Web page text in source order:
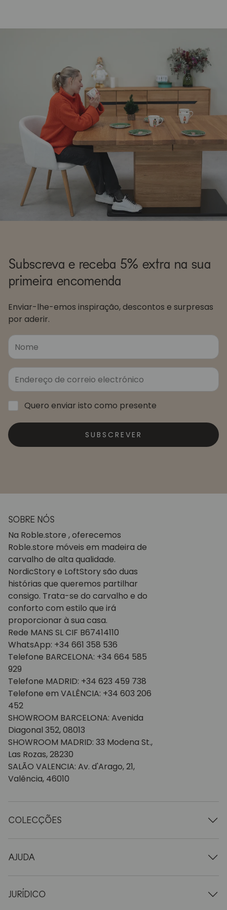
Subscreva e receba 5% extra na sua
primeira encomenda
Enviar-lhe-emos inspiração, descontos e surpresas
por aderir.
Quero enviar isto como presente
SUBSCREVER
SOBRE NÓS
Na Roble.store , oferecemos
Roble.store móveis em madeira de
carvalho de alta qualidade.
NordicStory e LoftStory são duas
histórias que queremos partilhar
consigo. Trata-se do carvalho e do
conforto com estilo que irá
proporcionar à sua casa.
Rede MANS SL CIF B67414110
WhatsApp: +34 661 358 536
Telefone BARCELONA: +34 664 585
929
Telefone MADRID: +34 623 459 738
Telefone em VALÊNCIA: +34 603 206
452
SHOWROOM BARCELONA: Avenida
Diagonal 352, 08013
SHOWROOM MADRID: 33 Modena St.,
Las Rozas, 28230
SALÃO VALENCIA: Av. d'Arago, 21,
Valência, 46010
COLECÇÕES
Mesas de madeira
Tabelas extensíveis
Cadeiras de madeira
Cómodas de madeira
AJUDA
Quem somos nós
Termos e condições
Condições de entrega
JURÍDICO